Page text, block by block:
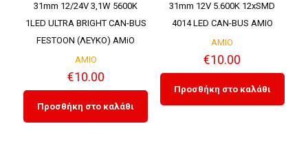
31mm 12/24V 3,1W 5600K
1LED ULTRA BRIGHT CAN-BUS
FESTOON (ΛΕΥΚΟ) AMiO
AMIO
€10.00
Προσθήκη στο καλάθι
31mm 12V 5.600K 12xSMD
4014 LED CAN-BUS AMIO
AMIO
€10.00
Προσθήκη στο καλάθι